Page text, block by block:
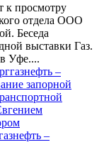
к просмотру
отдела ООО
Беседа
выставки Газ.
Уфе....
–